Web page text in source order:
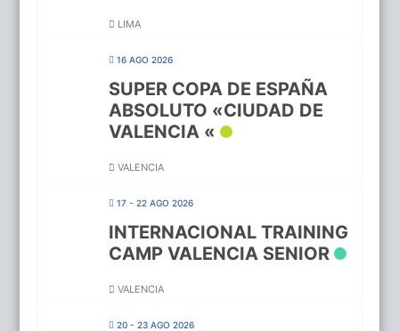
LIMA
16 AGO 2026
SUPER COPA DE ESPAÑA
ABSOLUTO «CIUDAD DE
VALENCIA «
VALENCIA
17 - 22 AGO 2026
INTERNACIONAL TRAINING
CAMP VALENCIA SENIOR
VALENCIA
20 - 23 AGO 2026